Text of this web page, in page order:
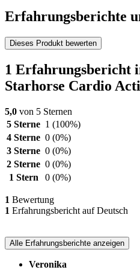
Erfahrungsberichte
Dieses Produkt bewerten
1 Erfahrungsbericht
Starhorse Cardio
5,0 von 5 Sternen
5 Sterne 1 (100%)
4 Sterne 0 (0%)
3 Sterne 0 (0%)
2 Sterne 0 (0%)
1 Stern
0 (0%)
1 Bewertung
1 Erfahrungsbericht auf Deutsch
Alle Erfahrungsberichte anzeigen
Veronika